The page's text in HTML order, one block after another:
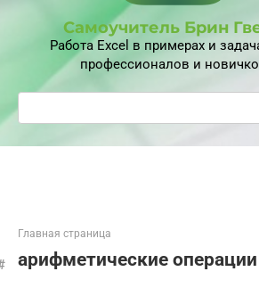
Самоучитель Брин
Работа Excel в примерах и
профессионалов и
Поиск:
Главная страница
арифметические операции